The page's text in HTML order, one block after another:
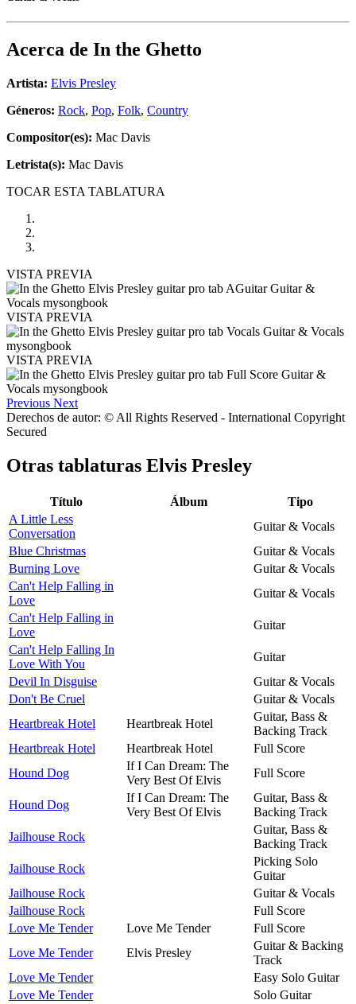
Acerca de In the Ghetto
Artista: Elvis Presley
Géneros: Rock, Pop, Folk, Country
Compositor(es): Mac Davis
Letrista(s): Mac Davis
TOCAR ESTA TABLATURA
VISTA PREVIA
VISTA PREVIA
VISTA PREVIA
Previous Next
Derechos de autor: © All Rights Reserved - International Copyright
Secured
Otras tablaturas Elvis Presley
Título Álbum
Tipo
A Little Less
Conversation
Guitar & Vocals
Blue Christmas
Guitar & Vocals
Burning Love
Guitar & Vocals
Can't Help Falling in
Love
Guitar & Vocals
Can't Help Falling in
Love
Guitar
Can't Help Falling In
Love With You
Guitar
Devil In Disguise
Guitar & Vocals
Don't Be Cruel
Guitar & Vocals
Heartbreak Hotel
Heartbreak Hotel
Guitar, Bass &
Backing Track
Heartbreak Hotel
Heartbreak Hotel
Full Score
Hound Dog
If I Can Dream: The
Very Best Of Elvis
Full Score
Hound Dog
If I Can Dream: The
Very Best Of Elvis
Guitar, Bass &
Backing Track
Jailhouse Rock
Guitar, Bass &
Backing Track
Jailhouse Rock
Picking Solo
Guitar
Jailhouse Rock
Guitar & Vocals
Jailhouse Rock
Full Score
Love Me Tender
Love Me Tender
Full Score
Love Me Tender
Elvis Presley
Guitar & Backing
Track
Love Me Tender
Easy Solo Guitar
Love Me Tender
Solo Guitar